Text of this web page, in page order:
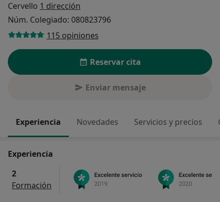
Cervello 1 dirección
Núm. Colegiado: 080823796
115 opiniones
Reservar cita
Enviar mensaje
Experiencia Novedades Servicios y precios
Experiencia
2
Formación